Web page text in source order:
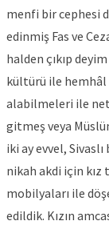
menfi bir cephesi
edinmiş Fas ve
halden çıkıp
kültürü ile hemhâl
alabilmeleri ile
gitmeş veya
iki ay evvel,
nikah akdi için kız
mobilyaları ile
edildik. Kızın